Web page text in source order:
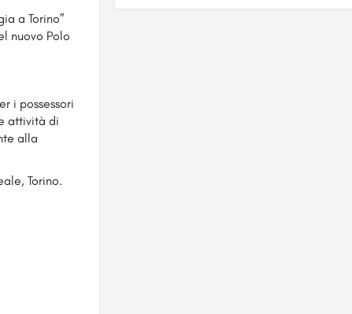
a Torino”
nuovo Polo
i possessori
attività di
alla
Torino.